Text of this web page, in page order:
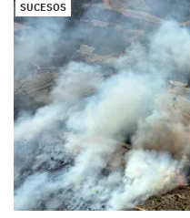
SUCESOS